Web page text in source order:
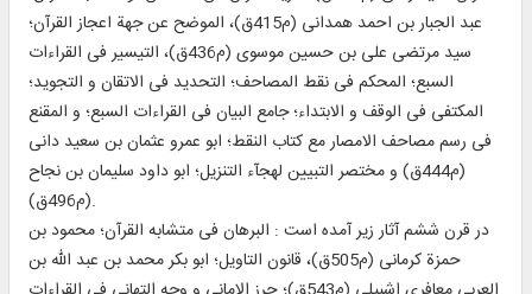
عبد الجبار بن احمد همدانى (م‏415ق)، الموضح عن جهة اعجاز القرآن؛
سيد مرتضى على بن حسين موسوى (م‏436ق)، التيسير فى القراءات
السبع؛ المحكم فى نقط المصاحف؛ التحديد فى الاتقان و التجويد؛
المكتفى فى الوقف و الابتداء؛ جامع البيان فى القراءات السبع؛ و المقنع
فى رسم مصاحف الامصار مع كتاب النقط؛ ابو عمرو عثمان بن سعيد دانى
(م‏444ق) و مختصر التبيين لهجآء التنزيل؛ ابو داود سليمان بن نجاح
(م‏496ق).
در قرن ششم آثار زير آمده است : البرهان فى متشابه القرآن؛ محمود بن
حمزة كرمانى (م‏505ق)، قانون التاويل؛ ابو بكر محمد بن عبد الله بن